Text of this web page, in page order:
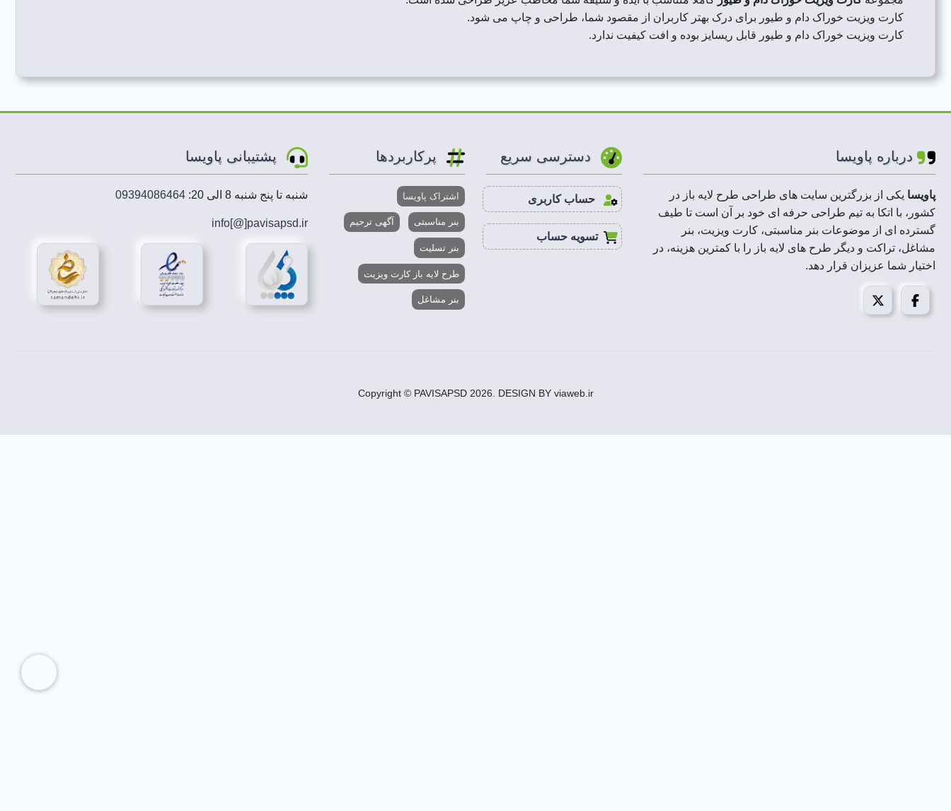
کارت ویزیت خوراک دام و طیور برای درک بهتر کاربران از مقصود شما، طراحی و چاپ می شود.
کارت ویزیت خوراک دام و طیور قابل ریسایز بوده و افت کیفیت ندارد.
درباره پاویسا
پاویسا یکی از بزرگترین سایت های طراحی طرح لایه باز در
کشور، با اتکا به تیم طراحی حرفه ای خود بر آن است تا طیف
گسترده ای از موضوعات بنر مناسبتی، کارت ویزیت، بنر
مشاغل، تراکت و دیگر طرح های لایه باز را با کمترین هزینه، در
اختیار شما عزیزان قرار دهد.
دسترسی سریع
حساب کاربری
تسویه حساب
پرکاربردها
اشتراک پاویسا
بنر مناسبتی آگهی ترحیم
بنر تسلیت
طرح لایه باز کارت ویزیت
بنر مشاغل
پشتیبانی پاویسا
شنبه تا پنج شنبه 8 الی 20: 09394086464
info[@]pavisapsd.ir
Copyright © PAVISAPSD 2026 . DESIGN BY viaweb.ir